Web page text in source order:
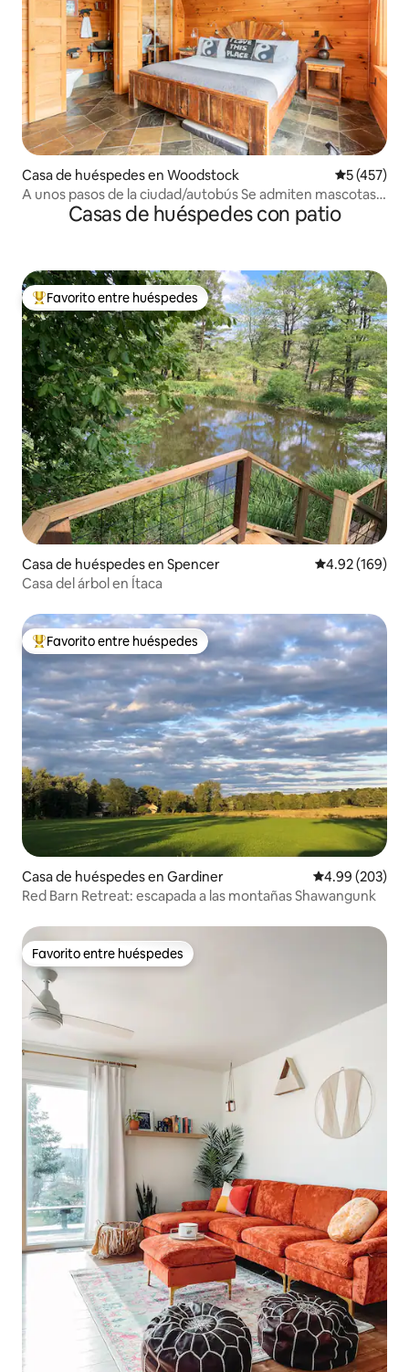
Casa de huéspedes en Woodstock
5 (457)
A unos pasos de la ciudad/autobús Se admiten mascotas/
¡Sin cargos adicionales! y cinco estrellas
Casas de huéspedes con patio
De los mejores en Favorito entre huéspedes
Favorito entre huéspedes
Casa de huéspedes en Spencer Calificación
4.92 (169)
Casa del árbol en Ítaca
De los mejores en Favorito entre huéspedes
Favorito entre huéspedes
Casa de huéspedes en Gardiner Calificación
4.99 (203)
Red Barn Retreat: escapada a las montañas Shawangunk
Favorito entre huéspedes
Favorito entre huéspedes